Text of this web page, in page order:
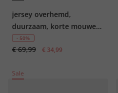
jersey overhemd,
duurzaam, korte mouwen,
Cuba-Fit, GOTS-
gecertificeerd biologisch
- 50%
€ 69,99 € 34,99
Sale